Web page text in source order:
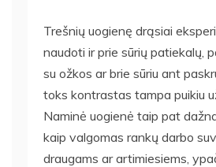
Trešnių uogienę drąsiai
naudoti ir prie sūrių patiekalų,
su ožkos ar brie sūriu ant
toks kontrastas tampa puikiu
Naminė uogienė taip pat
kaip valgomas rankų darbo
draugams ar artimiesiems,